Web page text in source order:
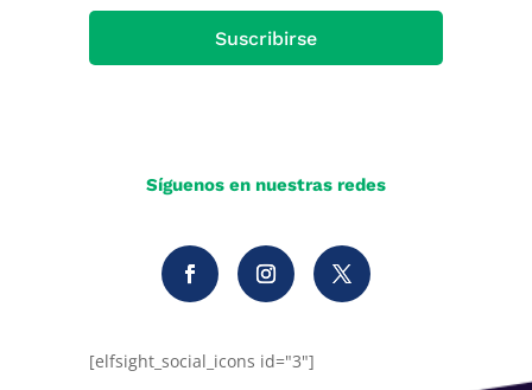
Suscribirse
Síguenos en nuestras redes
[elfsight_social_icons id="3"]